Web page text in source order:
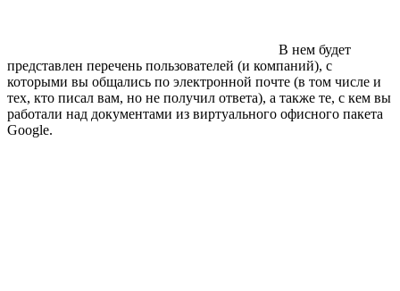
В нем будет
представлен перечень пользователей (и компаний), с
которыми вы общались по электронной почте (в том числе и
тех, кто писал вам, но не получил ответа), а также те, с кем вы
работали над документами из виртуального офисного пакета
Google.